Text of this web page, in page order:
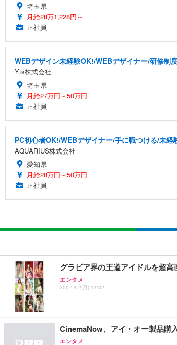
埼玉県
月給28万1,228円～
正社員
WEBデザイン未経験OK!/WEBデザイナー/研修制
Yts株式会社
埼玉県
月給27万円～50万円
正社員
PC初心者OK!/WEBデザイナー/手に職つける/未経
AQUARIUS株式会社
愛知県
月給28万円～50万円
正社員
グラビア界の王道アイドルを超高
エンタメ
2007.4.2(月) 13:32
CinemaNow、アイ・オー製品購
エンタメ